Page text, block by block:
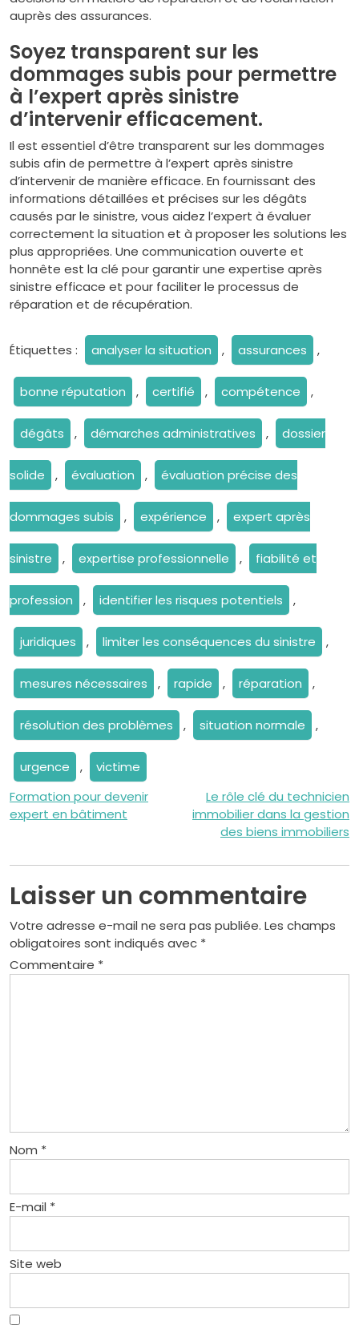
auprès des assurances.
Soyez transparent sur les
dommages subis pour permettre
à l’expert après sinistre
d’intervenir efficacement.
Il est essentiel d’être transparent sur les dommages
subis afin de permettre à l’expert après sinistre
d’intervenir de manière efficace. En fournissant des
informations détaillées et précises sur les dégâts
causés par le sinistre, vous aidez l’expert à évaluer
correctement la situation et à proposer les solutions les
plus appropriées. Une communication ouverte et
honnête est la clé pour garantir une expertise après
sinistre efficace et pour faciliter le processus de
réparation et de récupération.
Étiquettes : analyser la situation , assurances ,
bonne réputation , certifié , compétence ,
dégâts , démarches administratives , dossier
solide , évaluation , évaluation précise des
dommages subis , expérience , expert après
sinistre , expertise professionnelle , fiabilité et
profession , identifier les risques potentiels ,
juridiques , limiter les conséquences du sinistre ,
mesures nécessaires , rapide , réparation ,
résolution des problèmes , situation normale ,
urgence , victime
Navigation
de
l’article
Formation pour devenir
expert en bâtiment
Le rôle clé du technicien
immobilier dans la gestion
des biens immobiliers
Laisser un commentaire
Votre adresse e-mail ne sera pas publiée. Les champs
obligatoires sont indiqués avec *
Commentaire *
Nom *
E-mail *
Site web